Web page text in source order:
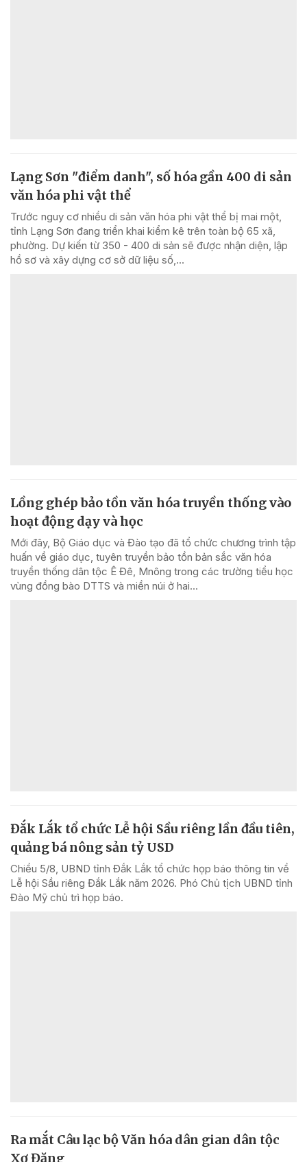
Lạng Sơn "điểm danh", số hóa gần 400 di sản
văn hóa phi vật thể
Trước nguy cơ nhiều di sản văn hóa phi vật thể bị mai một,
tỉnh Lạng Sơn đang triển khai kiểm kê trên toàn bộ 65 xã,
phường. Dự kiến từ 350 - 400 di sản sẽ được nhận diện, lập
hồ sơ và xây dựng cơ sở dữ liệu số,...
Lồng ghép bảo tồn văn hóa truyền thống vào
hoạt động dạy và học
Mới đây, Bộ Giáo dục và Đào tạo đã tổ chức chương trình tập
huấn về giáo dục, tuyên truyền bảo tồn bản sắc văn hóa
truyền thống dân tộc Ê Đê, Mnông trong các trường tiểu học
vùng đồng bào DTTS và miền núi ở hai...
Đắk Lắk tổ chức Lễ hội Sầu riêng lần đầu tiên,
quảng bá nông sản tỷ USD
Chiều 5/8, UBND tỉnh Đắk Lắk tổ chức họp báo thông tin về
Lễ hội Sầu riêng Đắk Lắk năm 2026. Phó Chủ tịch UBND tỉnh
Đào Mỹ chủ trì họp báo.
Ra mắt Câu lạc bộ Văn hóa dân gian dân tộc
Xơ Đăng